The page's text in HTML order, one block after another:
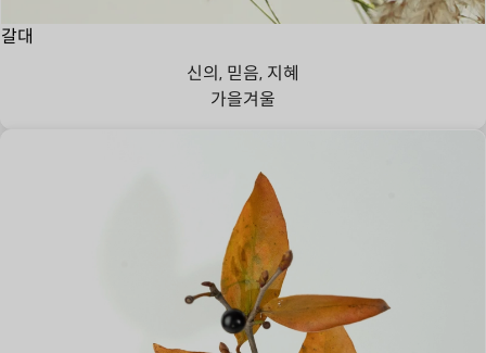
갈대
신의, 믿음, 지혜
가을겨울